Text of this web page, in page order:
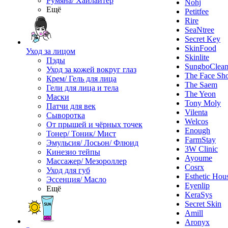
Ещё
Уход за лицом
Пэды
Уход за кожей вокруг глаз
Крем/ Гель для лица
Гели для лица и тела
Маски
Патчи для век
Сыворотка
От прыщей и чёрных точек
Тонер/ Тоник/ Мист
Эмульсия/ Лосьон/ Флюид
Кинезио тейпы
Массажер/ Мезороллер
Уход для губ
Эссенция/ Масло
Ещё
Nohj
Petitfee
Rire
SeaNtree
Secret Key
SkinFood
Skinlite
The Face
The Saem
The Yeon
Tony Moly
Vilenta
Welcos
Enough
FarmStay
3W Clinic
Ayoume
Cosrx
Esthetic
Eyenlip
KeraSys
Secret Skin
Amill
Aronyx